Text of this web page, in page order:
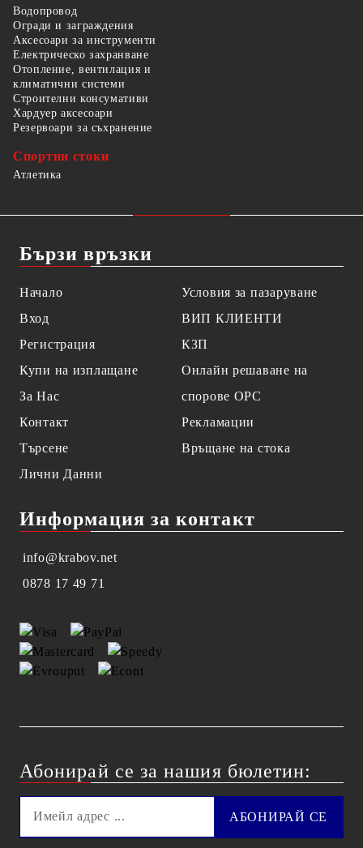
Водопровод
Огради и заграждения
Аксесоари за инструменти
Електрическо захранване
Отопление, вентилация и
климатични системи
Строителни консумативи
Хардуер аксесоари
Резервоари за съхранение
Спортни стоки
Атлетика
Бързи връзки
Начало
Вход
Регистрация
Купи на изплащане
За Нас
Контакт
Търсене
Лични Данни
Условия за пазаруване
ВИП КЛИЕНТИ
КЗП
Онлайн решаване на
спорове OPC
Рекламации
Връщане на стока
Информация за контакт
info@krabov.net
0878 17 49 71
Абонирай се за нашия бюлетин: